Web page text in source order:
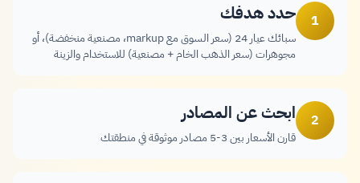
1 حدد هدفك
سبائك عيار 24 (سعر السوق مع markup، مصنعية منخفضة)، أو
مجوهرات (سعر الذهب الخام + مصنعية) للاستخدام والزينة
2 ابحث عن المصادر
قارن الأسعار بين 3-5 مصادر موثوقة في منطقتك